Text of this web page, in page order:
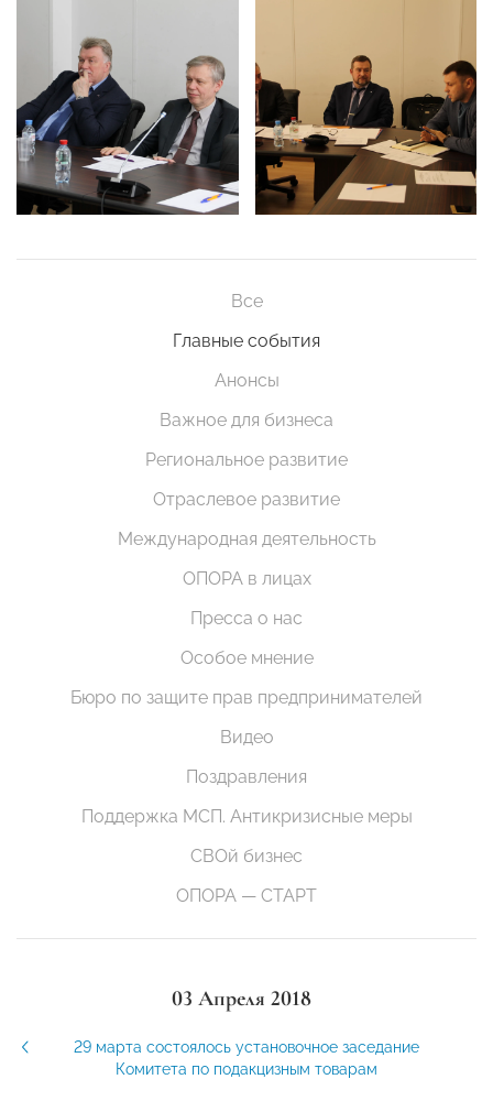
Все
Главные события
Анонсы
Важное для бизнеса
Региональное развитие
Отраслевое развитие
Международная деятельность
ОПОРА в лицах
Пресса о нас
Особое мнение
Бюро по защите прав предпринимателей
Видео
Поздравления
Поддержка МСП. Антикризисные меры
СВОй бизнес
ОПОРА — СТАРТ
03 Апреля 2018
29 марта состоялось установочное заседание
Комитета по подакцизным товарам